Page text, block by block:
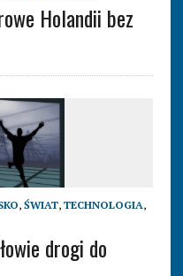
Holandii bez
, ŚWIAT, TECHNOLOGIA,
drogi do